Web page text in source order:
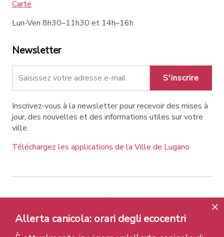
Carte
Lun-Ven 8h30–11h30 et 14h–16h
Newsletter
S'inscrire
Inscrivez-vous à la newsletter pour recevoir des mises à
jour, des nouvelles et des informations utiles sur votre
ville.
Téléchargez les applications de la Ville de Lugano
Contatti Liens
Avis légal
Politique de confidentialité
Labels et Distinctions
Credits
Allerta canicola: orari degli ecocentri